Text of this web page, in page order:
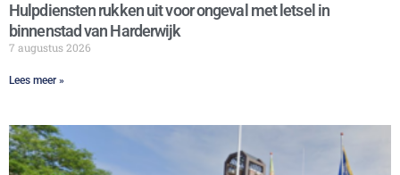
Hulpdiensten rukken uit voor ongeval met letsel in
binnenstad van Harderwijk
7 augustus 2026
Lees meer »